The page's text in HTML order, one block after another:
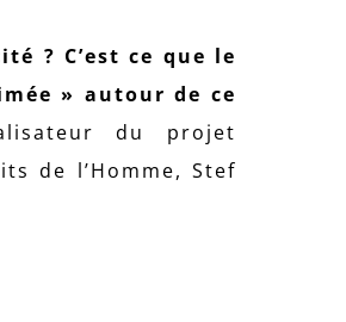
? C’est ce que le
» autour de ce
du projet
de l’Homme, Stef